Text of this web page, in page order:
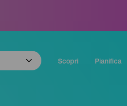
Scopri Pianifica